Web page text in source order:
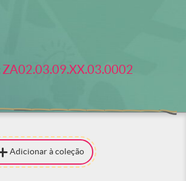
ZA02.03.09.XX.03.0002
Adicionar à coleção